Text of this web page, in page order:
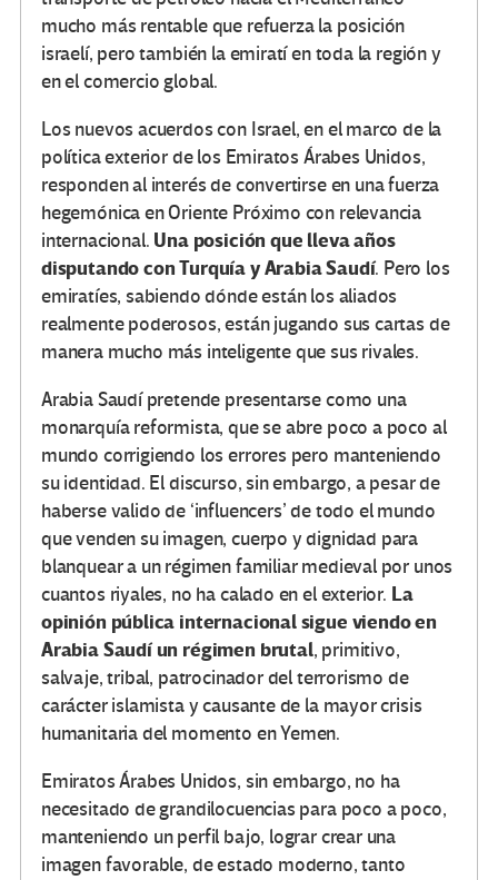
mucho más rentable que refuerza la posición
israelí, pero también la emiratí en toda la región y
en el comercio global.
Los nuevos acuerdos con Israel, en el marco de la
política exterior de los Emiratos Árabes Unidos,
responden al interés de convertirse en una fuerza
hegemónica en Oriente Próximo con relevancia
internacional. Una posición que lleva años
disputando con Turquía y Arabia Saudí. Pero los
emiratíes, sabiendo dónde están los aliados
realmente poderosos, están jugando sus cartas de
manera mucho más inteligente que sus rivales.
Arabia Saudí pretende presentarse como una
monarquía reformista, que se abre poco a poco al
mundo corrigiendo los errores pero manteniendo
su identidad. El discurso, sin embargo, a pesar de
haberse valido de ‘influencers’ de todo el mundo
que venden su imagen, cuerpo y dignidad para
blanquear a un régimen familiar medieval por unos
cuantos riyales, no ha calado en el exterior. La
opinión pública internacional sigue viendo en
Arabia Saudí un régimen brutal, primitivo,
salvaje, tribal, patrocinador del terrorismo de
carácter islamista y causante de la mayor crisis
humanitaria del momento en Yemen.
Emiratos Árabes Unidos, sin embargo, no ha
necesitado de grandilocuencias para poco a poco,
manteniendo un perfil bajo, lograr crear una
imagen favorable, de estado moderno, tanto